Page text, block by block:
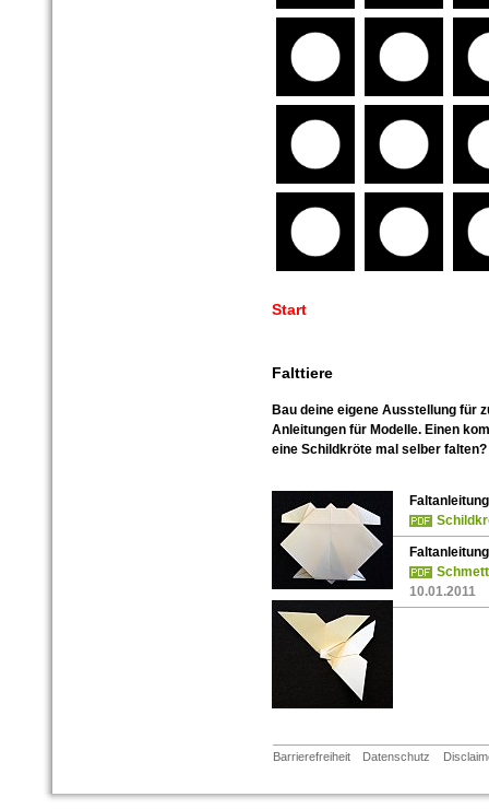
Start
Falttiere
Bau deine eigene Ausstellung für
Anleitungen für Modelle. Einen
eine Schildkröte mal selber
10.01.2011
Barrierefreiheit Datenschutz